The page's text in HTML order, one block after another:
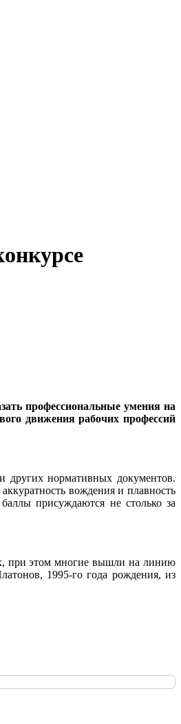
профессиональные умения на
движения рабочих профессий
других нормативных документов.
вождения и плавность
присуждаются не столько за
при этом многие вышли на линию
1995-го года рождения, из